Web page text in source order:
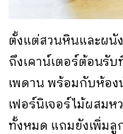
ตั้งแต่สวนหินและผนั
ถึงเคาน์เตอร์ต้อนรั
เพดาน พร้อมกับห้อ
เฟอร์นิเจอร์ไม้ผสมห
ทั้งหมด แถมยังเพิ่มลู